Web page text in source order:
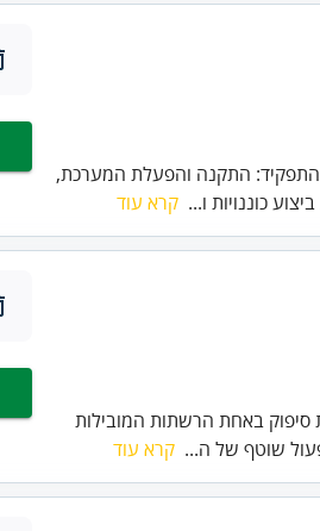
התקנה והפעלת המערכת,
כוננויות ו... קרא עוד
סיפוק באחת הרשתות המובילות
שוטף של ה... קרא עוד